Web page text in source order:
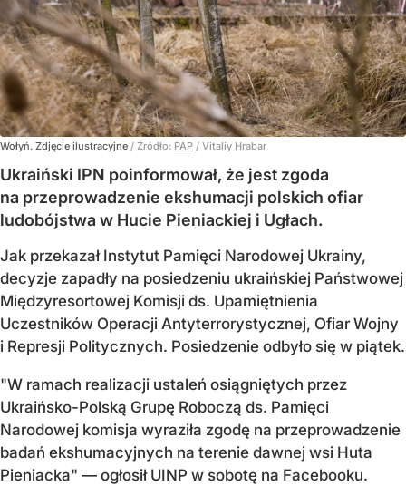
Wołyń. Zdjęcie ilustracyjne / Źródło: PAP / Vitaliy Hrabar
Ukraiński IPN poinformował, że jest zgoda
na przeprowadzenie ekshumacji polskich ofiar
ludobójstwa w Hucie Pieniackiej i Ugłach.
Jak przekazał Instytut Pamięci Narodowej Ukrainy,
decyzje zapadły na posiedzeniu ukraińskiej Państwowej
Międzyresortowej Komisji ds. Upamiętnienia
Uczestników Operacji Antyterrorystycznej, Ofiar Wojny
i Represji Politycznych. Posiedzenie odbyło się w piątek.
"W ramach realizacji ustaleń osiągniętych przez
Ukraińsko-Polską Grupę Roboczą ds. Pamięci
Narodowej komisja wyraziła zgodę na przeprowadzenie
badań ekshumacyjnych na terenie dawnej wsi Huta
Pieniacka" — ogłosił UINP w sobotę na Facebooku.